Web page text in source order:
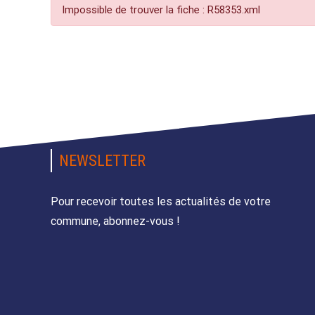
Impossible de trouver la fiche : R58353.xml
NEWSLETTER
Pour recevoir toutes les actualités de votre
commune, abonnez-vous !